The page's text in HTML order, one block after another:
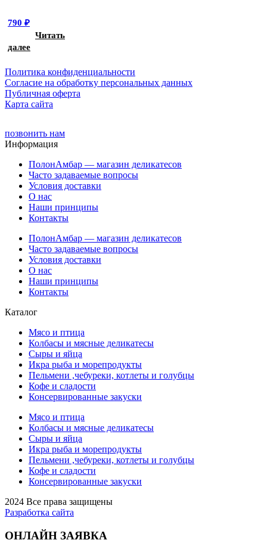
790 ₽
Читать
далее
Политика конфиденциальности
Cогласие на обработку персональных данных
Публичная оферта
Карта сайта
позвонить нам
Информация
ПолонАмбар — магазин деликатесов
Часто задаваемые вопросы
Условия доставки
О нас
Наши принципы
Контакты
ПолонАмбар — магазин деликатесов
Часто задаваемые вопросы
Условия доставки
О нас
Наши принципы
Контакты
Каталог
Мясо и птица
Колбасы и мясные деликатесы
Сыры и яйца
Икра рыба и морепродукты
Пельмени ,чебуреки, котлеты и голубцы
Кофе и сладости
Консервированные закуски
Мясо и птица
Колбасы и мясные деликатесы
Сыры и яйца
Икра рыба и морепродукты
Пельмени ,чебуреки, котлеты и голубцы
Кофе и сладости
Консервированные закуски
2024 Все права защищены
Разработка сайта
ОНЛАЙН ЗАЯВКА